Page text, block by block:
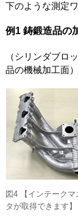
下のような測定
例1 鋳鍛造品の
（シリンダブロ
品の機械加工面）
図4 【インテーク
タが取得できます】